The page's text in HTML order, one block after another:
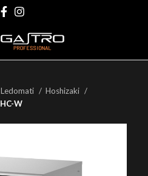
Ledomati
Hoshizaki
W